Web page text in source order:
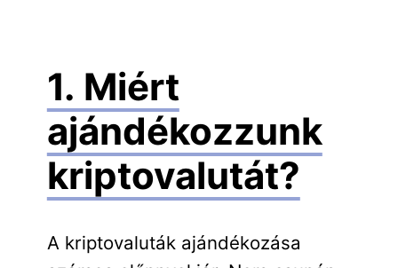
1. Miért
ajándékozzunk
kriptovalutát?
A kriptovaluták ajándékozása